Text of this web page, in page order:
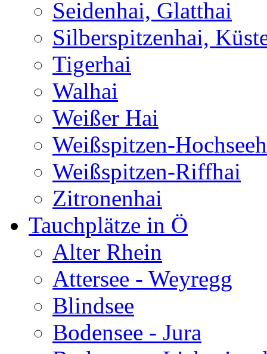
Seidenhai, Glatthai
Silberspitzenhai,
Tigerhai
Walhai
Weißer Hai
Weißspitzen-
Weißspitzen-Riffhai
Zitronenhai
Tauchplätze in Ö
Alter Rhein
Attersee - Weyregg
Blindsee
Bodensee - Jura